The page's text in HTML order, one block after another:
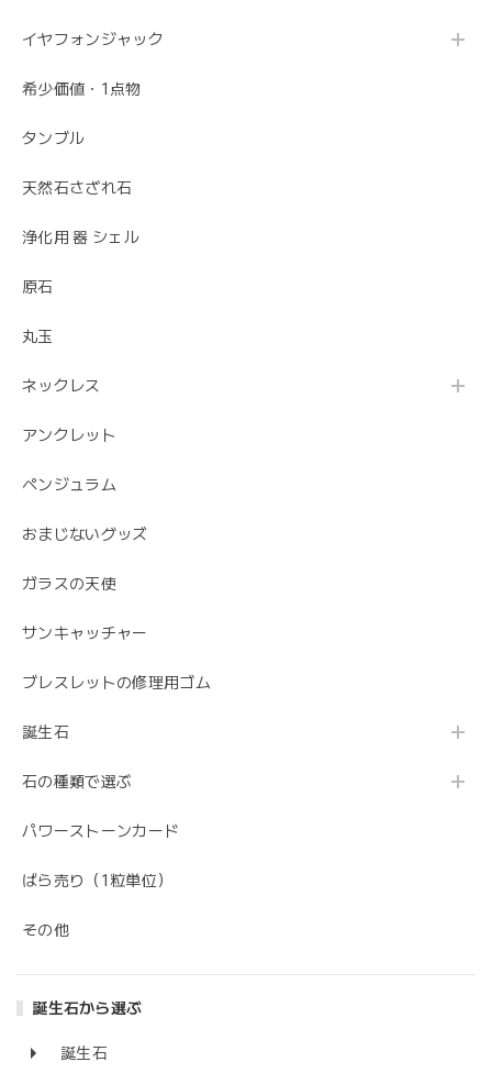
イヤフォンジャック
希少価値・1点物
タンブル
天然石さざれ石
浄化用 器 シェル
原石
丸玉
ネックレス
アンクレット
ペンジュラム
おまじないグッズ
ガラスの天使
サンキャッチャー
ブレスレットの修理用ゴム
誕生石
石の種類で選ぶ
パワーストーンカード
ばら売り（1粒単位）
その他
誕生石から選ぶ
誕生石